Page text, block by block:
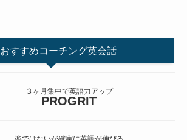
おすすめコーチング英会話
３ヶ月集中で英語力アップ
PROGRIT